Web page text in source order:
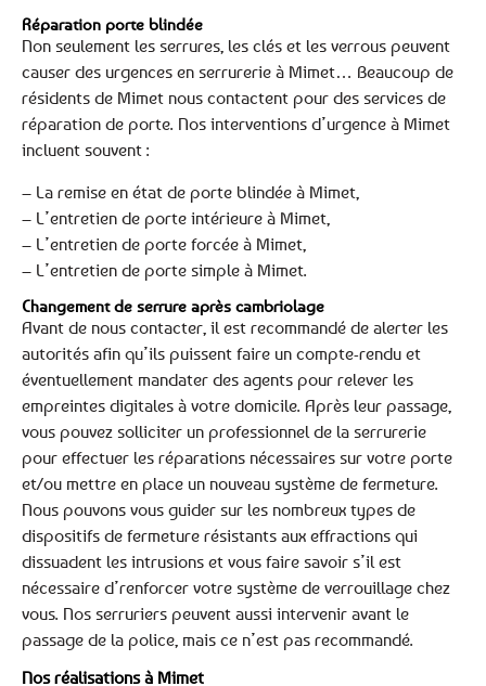
Réparation porte blindée
Non seulement les serrures, les clés et les verrous peuvent
causer des urgences en serrurerie à Mimet… Beaucoup de
résidents de Mimet nous contactent pour des services de
réparation de porte. Nos interventions d’urgence à Mimet
incluent souvent :
– La remise en état de porte blindée à Mimet,
– L’entretien de porte intérieure à Mimet,
– L’entretien de porte forcée à Mimet,
– L’entretien de porte simple à Mimet.
Changement de serrure après cambriolage
Avant de nous contacter, il est recommandé de alerter les
autorités afin qu’ils puissent faire un compte-rendu et
éventuellement mandater des agents pour relever les
empreintes digitales à votre domicile. Après leur passage,
vous pouvez solliciter un professionnel de la serrurerie
pour effectuer les réparations nécessaires sur votre porte
et/ou mettre en place un nouveau système de fermeture.
Nous pouvons vous guider sur les nombreux types de
dispositifs de fermeture résistants aux effractions qui
dissuadent les intrusions et vous faire savoir s’il est
nécessaire d’renforcer votre système de verrouillage chez
vous. Nos serruriers peuvent aussi intervenir avant le
passage de la police, mais ce n’est pas recommandé.
Nos réalisations à Mimet